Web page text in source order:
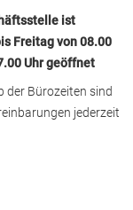
ist
Freitag von 08.00
Uhr geöffnet
der Bürozeiten sind
jederzeit